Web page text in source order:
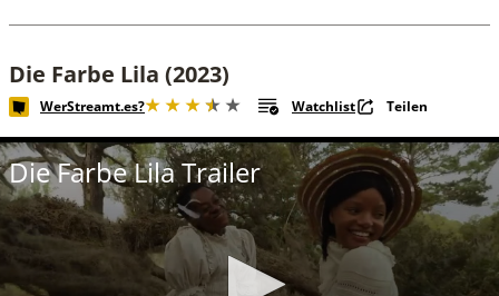
Die Farbe Lila (2023)
WerStreamt.es? Watchlist Teilen
Die Farbe Lila Trailer